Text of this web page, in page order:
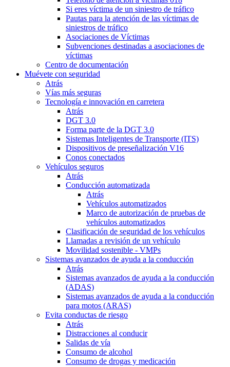
Si eres víctima de un siniestro de tráfico
Pautas para la atención de las víctimas de
siniestros de tráfico
Asociaciones de Víctimas
Subvenciones destinadas a asociaciones de
víctimas
Centro de documentación
Muévete con seguridad
Atrás
Vías más seguras
Tecnología e innovación en carretera
Atrás
DGT 3.0
Forma parte de la DGT 3.0
Sistemas Inteligentes de Transporte (ITS)
Dispositivos de preseñalización V16
Conos conectados
Vehículos seguros
Atrás
Conducción automatizada
Atrás
Vehículos automatizados
Marco de autorización de pruebas de
vehículos automatizados
Clasificación de seguridad de los vehículos
Llamadas a revisión de un vehículo
Movilidad sostenible - VMPs
Sistemas avanzados de ayuda a la conducción
Atrás
Sistemas avanzados de ayuda a la conducción
(ADAS)
Sistemas avanzados de ayuda a la conducción
para motos (ARAS)
Evita conductas de riesgo
Atrás
Distracciones al conducir
Salidas de vía
Consumo de alcohol
Consumo de drogas y medicación